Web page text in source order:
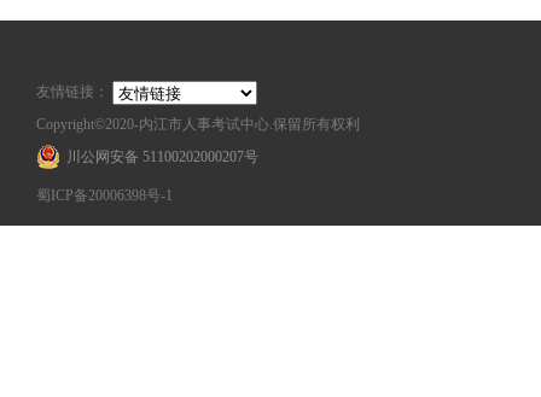
友情链接：
Copyright©2020-内江市人事考试中心.保留所有权利
川公网安备 51100202000207号
蜀ICP备20006398号-1